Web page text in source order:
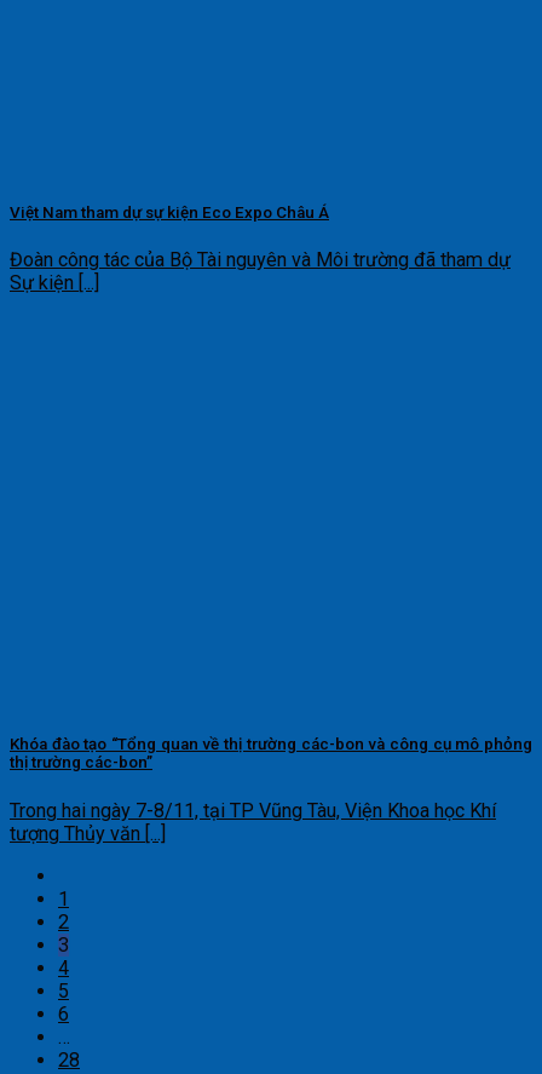
Việt Nam tham dự sự kiện Eco Expo Châu Á
Đoàn công tác của Bộ Tài nguyên và Môi trường đã tham dự
Sự kiện [...]
Khóa đào tạo “Tổng quan về thị trường các-bon và công cụ mô phỏng
thị trường các-bon”
Trong hai ngày 7-8/11, tại TP Vũng Tàu, Viện Khoa học Khí
tượng Thủy văn [...]
1
2
3
4
5
6
…
28